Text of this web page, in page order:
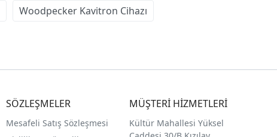
Woodpecker Kavitron Cihazı
SÖZLEŞMELER
Mesafeli Satış Sözleşmesi
MÜŞTERİ HİZMETLERİ
Kültür Mahallesi Yüksel